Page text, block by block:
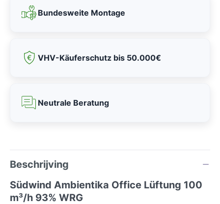
Bundesweite Montage
VHV-Käuferschutz bis 50.000€
Neutrale Beratung
Beschrijving
Südwind Ambientika Office Lüftung 100
m³/h 93% WRG